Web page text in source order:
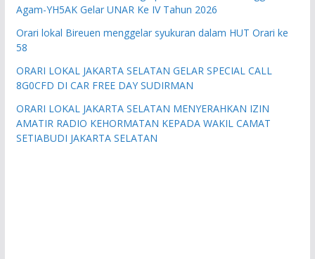
Agam-YH5AK Gelar UNAR Ke IV Tahun 2026
Orari lokal Bireuen menggelar syukuran dalam HUT Orari ke
58
ORARI LOKAL JAKARTA SELATAN GELAR SPECIAL CALL
8G0CFD DI CAR FREE DAY SUDIRMAN
ORARI LOKAL JAKARTA SELATAN MENYERAHKAN IZIN
AMATIR RADIO KEHORMATAN KEPADA WAKIL CAMAT
SETIABUDI JAKARTA SELATAN